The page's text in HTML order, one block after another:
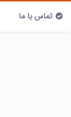
تماس با ما